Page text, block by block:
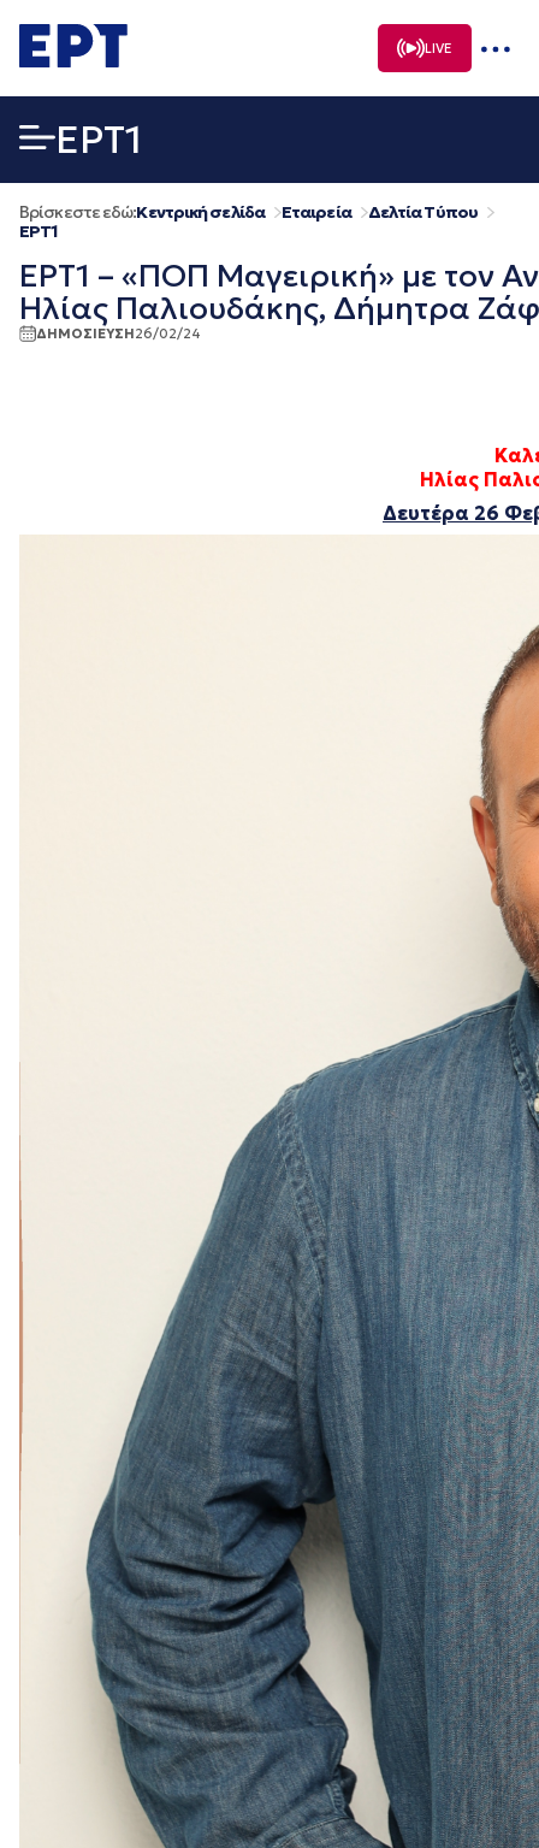
σε
περιεχόμενο
LIVE
EΡΤ1
Βρίσκεστε εδώ:Κεντρική σελίδα Εταιρεία
Δελτία Τύπου
EΡΤ1
ΕΡΤ1 – «ΠΟΠ Μαγειρική» με τον
Ηλίας Παλιουδάκης, Δήμητρα
ΔΗΜΟΣΙΕΥΣΗ26/02/24
Ηλίας
Δευτέρα 26